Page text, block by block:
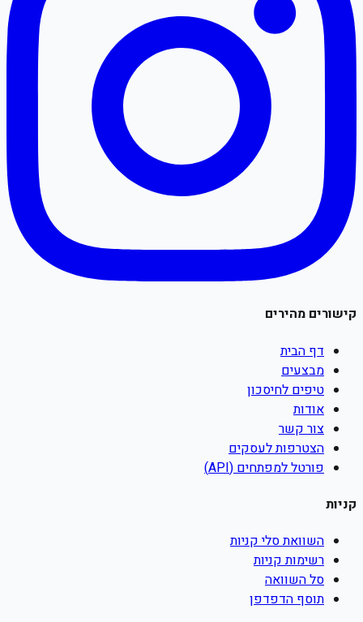
קישורים מהירים
דף הבית
מבצעים
טיפים לחיסכון
אודות
צור קשר
הצטרפות לעסקים
פורטל למפתחים (API)
קניות
השוואת סלי קניות
רשימות קניות
סל השוואה
תוסף הדפדפן